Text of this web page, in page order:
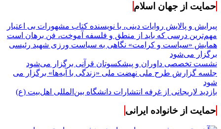
حمایت از جهان اسلام
پیرایش و پالایش روایات دینی، با نویسنده کتاب مشهورات بی اعتبار
مهم‌ترین درسی که باید از منطق و فلسفه آموخت، فن برهان است
همایش «سیاست و کرامت» نگاهی به سیاست ورزی شهید رئیسی
برگزار می‌شود
نشست تخصصی داوران و پیشکسوتان قرآنی برگزار می‌شود
جلسه گزارش طرح ملی نهضت ملی «زندگی با آیه‌ها» برگزار می
شود
بازدید لاریجانی از غرفه انتشارات دانشگاه بین‌المللی اهل‌بیت (ع)
حمایت از خانواده ایرانی